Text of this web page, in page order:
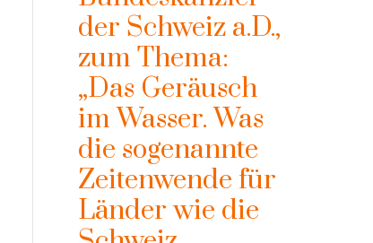
der Schweiz a.D.,
zum Thema:
„Das Geräusch
im Wasser. Was
die sogenannte
Zeitenwende für
Länder wie die